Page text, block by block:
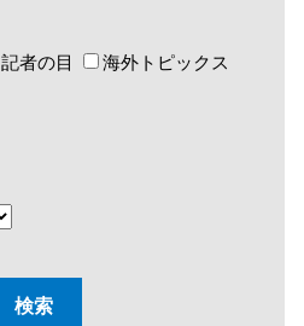
記者の目 海外トピックス